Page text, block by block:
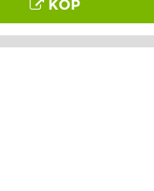
KÖP